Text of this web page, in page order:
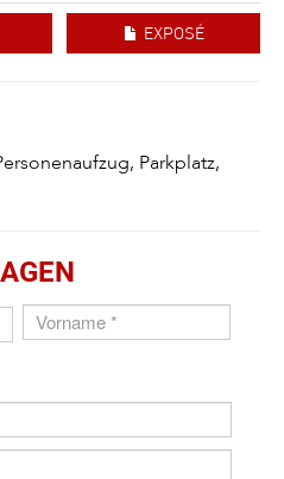
EXPOSÉ
Parkplatz,